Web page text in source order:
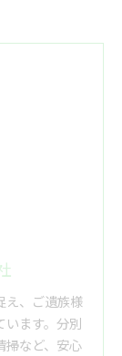
え、ご遺族様
います。分別
掃など、安心